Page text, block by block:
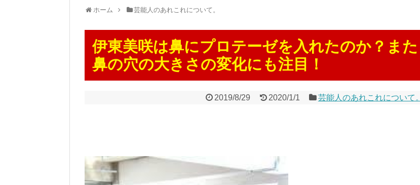
ホーム 芸能人のあれこれについて。
伊東美咲は鼻にプロテーゼを入れたのか？また
鼻の穴の大きさの変化にも注目！
2019/8/29 2020/1/1 芸能人のあれこれについて。